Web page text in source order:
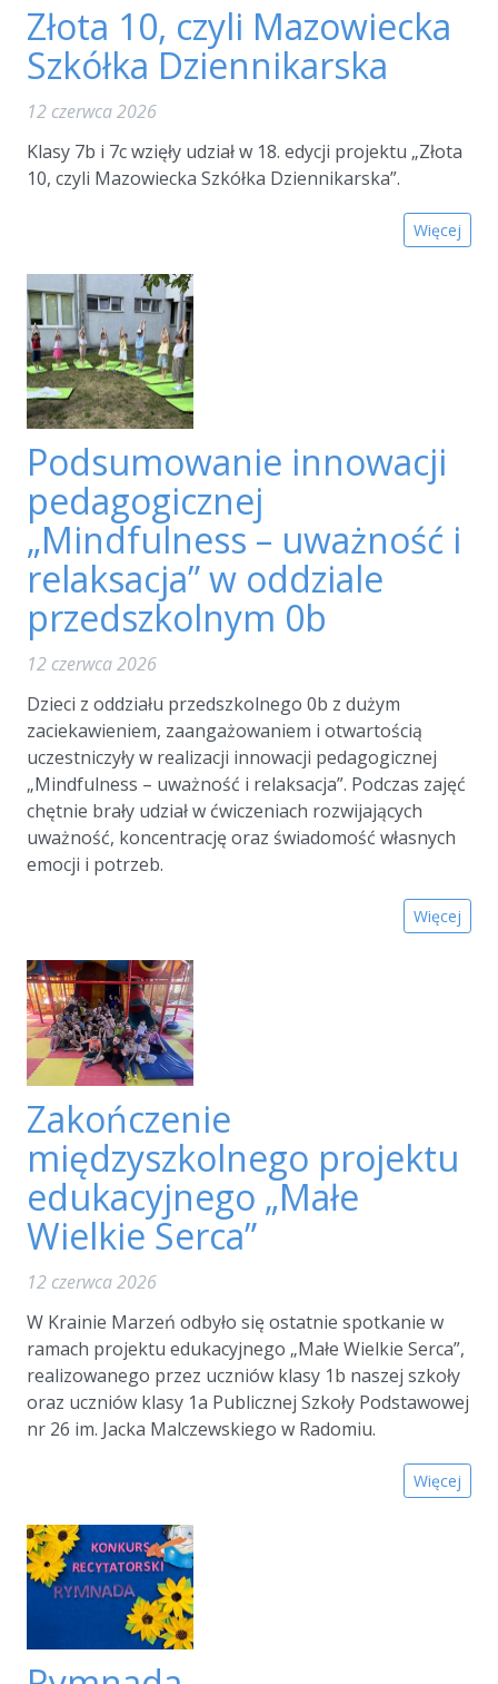
Złota 10, czyli Mazowiecka
Szkółka Dziennikarska
12 czerwca 2026
Klasy 7b i 7c wzięły udział w 18. edycji projektu „Złota
10, czyli Mazowiecka Szkółka Dziennikarska”.
Więcej
Podsumowanie innowacji
pedagogicznej
„Mindfulness – uważność i
relaksacja” w oddziale
przedszkolnym 0b
12 czerwca 2026
Dzieci z oddziału przedszkolnego 0b z dużym
zaciekawieniem, zaangażowaniem i otwartością
uczestniczyły w realizacji innowacji pedagogicznej
„Mindfulness – uważność i relaksacja”. Podczas zajęć
chętnie brały udział w ćwiczeniach rozwijających
uważność, koncentrację oraz świadomość własnych
emocji i potrzeb.
Więcej
Zakończenie
międzyszkolnego projektu
edukacyjnego „Małe
Wielkie Serca”
12 czerwca 2026
W Krainie Marzeń odbyło się ostatnie spotkanie w
ramach projektu edukacyjnego „Małe Wielkie Serca”,
realizowanego przez uczniów klasy 1b naszej szkoły
oraz uczniów klasy 1a Publicznej Szkoły Podstawowej
nr 26 im. Jacka Malczewskiego w Radomiu.
Więcej